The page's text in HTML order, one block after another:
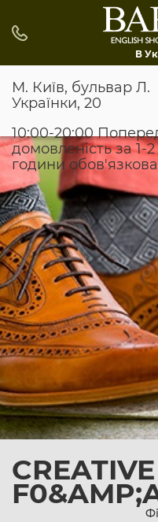
В
М. Київ, бульвар Л.
Українки, 20
10:00-20:00
домовленість за 1-2
години обов'язкова
CREATIVE